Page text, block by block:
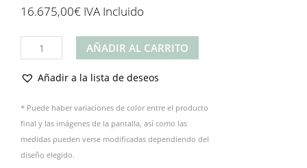
16.675,00€ IVA Incluido
Producto
cantidad
AÑADIR AL CARRITO
Añadir a la lista de deseos
* Puede haber variaciones de color entre el producto
final y las imágenes de la pantalla, así como las
medidas pueden verse modificadas dependiendo del
diseño elegido.